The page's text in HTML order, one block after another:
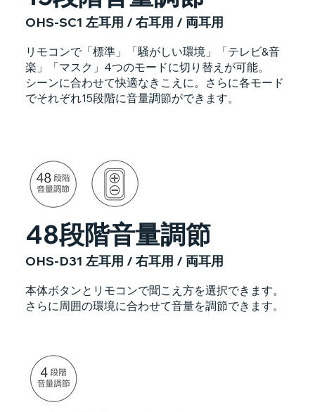
OHS-SC1 左耳用 / 右耳用 / 両耳用
リモコンで「標準」「騒がしい環境」「テレビ&音
楽」「マスク」4つのモードに切り替えが可能。
シーンに合わせて快適なきこえに。さらに各モード
でそれぞれ15段階に音量調節ができます。
48段階音量調節
OHS-D31 左耳用 / 右耳用 / 両耳用
本体ボタンとリモコンで聞こえ方を選択できます。
さらに周囲の環境に合わせて音量を調節できます。